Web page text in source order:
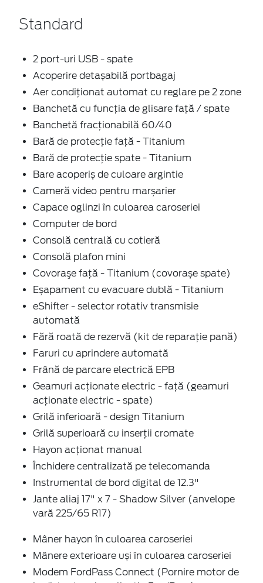
Standard
2 port-uri USB - spate
Acoperire detașabilă portbagaj
Aer condiţionat automat cu reglare pe 2 zone
Banchetă cu funcţia de glisare faţă / spate
Banchetă fracționabilă 60/40
Bară de protecție față - Titanium
Bară de protecție spate - Titanium
Bare acoperiș de culoare argintie
Cameră video pentru marșarier
Capace oglinzi în culoarea caroseriei
Computer de bord
Consolă centrală cu cotieră
Consolă plafon mini
Covoraşe faţă - Titanium (covorașe spate)
Eșapament cu evacuare dublă - Titanium
eShifter - selector rotativ transmisie
automată
Fără roată de rezervă (kit de reparaţie pană)
Faruri cu aprindere automată
Frână de parcare electrică EPB
Geamuri acţionate electric - faţă (geamuri
acționate electric - spate)
Grilă inferioară - design Titanium
Grilă superioară cu inserţii cromate
Hayon acționat manual
Închidere centralizată pe telecomanda
Instrumental de bord digital de 12.3"
Jante aliaj 17" x 7 - Shadow Silver (anvelope
vară 225/65 R17)
Mâner hayon în culoarea caroseriei
Mânere exterioare uși în culoarea caroseriei
Modem FordPass Connect (Pornire motor de